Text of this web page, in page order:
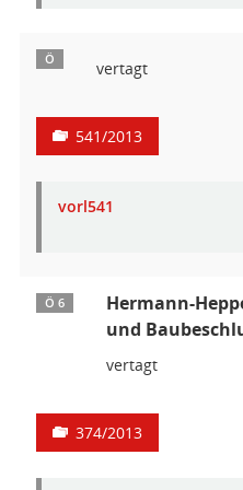
Ö vertagt
541/2013
vorl541
Ö 6
Hermann-
und
vertagt
374/2013